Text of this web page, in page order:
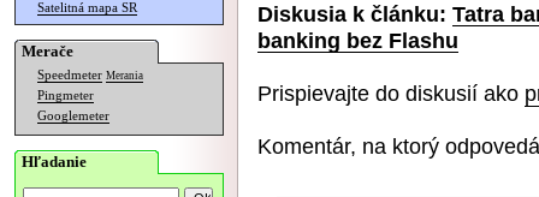
Satelitná mapa SR
Merače
Speedmeter Merania
Pingmeter
Googlemeter
Hľadanie
Diskusia k článku: Tatra
banking bez Flashu
Prispievajte do diskusií ako
Komentár, na ktorý